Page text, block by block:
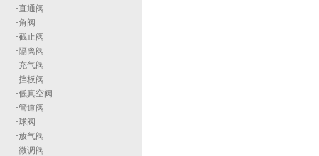
·直通阀
·角阀
·截止阀
· 隔离阀
·充气阀
·挡板阀
·低真空阀
·管道阀
·球阀
·放气阀
·微调阀